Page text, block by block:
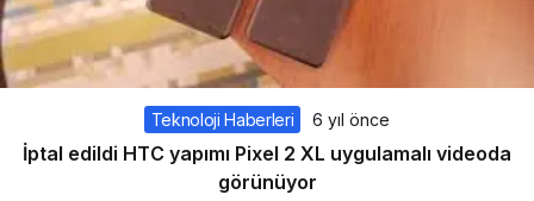
Teknoloji Haberleri 6 yıl önce
İptal edildi HTC yapımı Pixel 2 XL uygulamalı videoda
görünüyor